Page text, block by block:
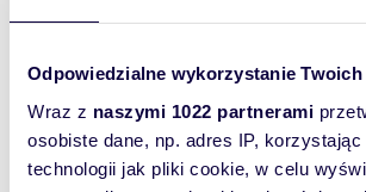
Odpowiedzialne wykorzystanie Twoich
Wraz z naszymi 1022 partnerami
osobiste dane, np. adres IP,
technologii jak pliki cookie, w celu
Mariusz Kurzawa
e-mail:
m.kurz
skontaktuj się
strona internetowa: www.muvon.pl
Doradcy finansowi współpracujący
Nieruchomości pomagają w
To najlepszy
sposób, aby